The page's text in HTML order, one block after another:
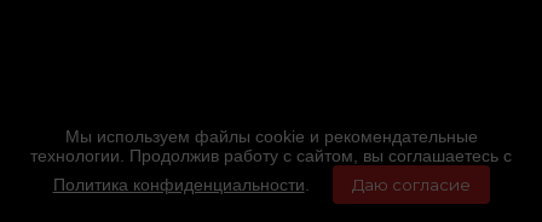
Мы используем файлы cookie и рекомендательные
технологии. Продолжив работу с сайтом, вы соглашаетесь с
Политика конфиденциальности
Даю согласие